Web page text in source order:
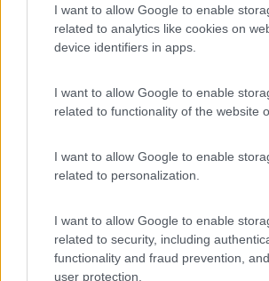
I want to allow Google to enable
related to analytics like cookies on
device identifiers in apps.
I want to allow Google to enable
related to functionality of the website
I want to allow Google to enable
related to personalization.
I want to allow Google to enable
related to security, including
functionality and fraud prevention,
user protection.
Camping la Mimosa
6,4
Servizi / Posizione
Adriati...
Torrette (PU) - 81.3km
Strada Nazionale Adriatica Sud, 259